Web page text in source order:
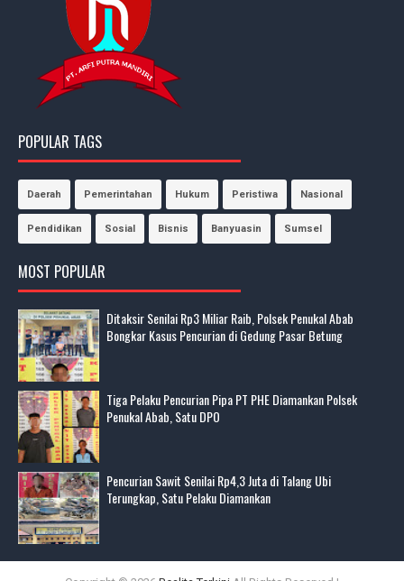
POPULAR TAGS
Daerah Pemerintahan Hukum Peristiwa Nasional
Pendidikan Sosial Bisnis Banyuasin Sumsel
MOST POPULAR
Ditaksir Senilai Rp3 Miliar Raib, Polsek Penukal Abab
Bongkar Kasus Pencurian di Gedung Pasar Betung
Tiga Pelaku Pencurian Pipa PT PHE Diamankan Polsek
Penukal Abab, Satu DPO
Pencurian Sawit Senilai Rp4,3 Juta di Talang Ubi
Terungkap, Satu Pelaku Diamankan